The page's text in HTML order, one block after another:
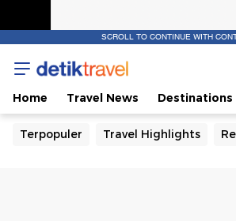
SCROLL TO CONTINUE WITH
Home Travel News Destinations
Terpopuler Travel Highlights